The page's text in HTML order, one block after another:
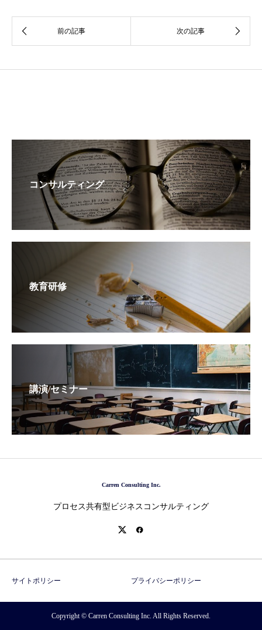
コンサルティング
教育研修
講演/セミナー
Carren Consulting Inc.
プロセス共有型ビジネスコンサルティング
サイトポリシー プライバシーポリシー
Copyright © Carren Consulting Inc. All Rights Reserved.